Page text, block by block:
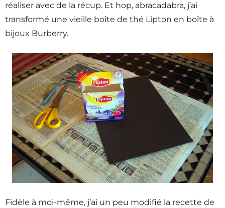
réaliser avec de la récup. Et hop, abracadabra, j’ai
transformé une vieille boîte de thé Lipton en boîte à
bijoux Burberry.
Fidèle à moi-même, j’ai un peu modifié la recette de